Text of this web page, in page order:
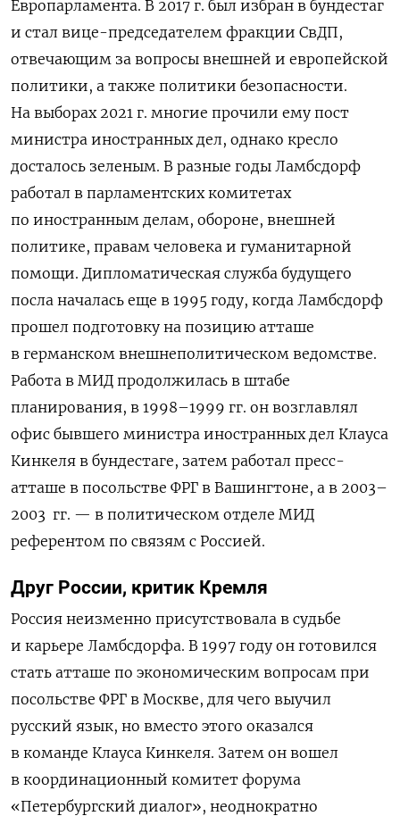
Европарламента. В 2017 г. был избран в бундестаг
и стал вице-председателем фракции СвДП,
отвечающим за вопросы внешней и европейской
политики, а также политики безопасности.
На выборах 2021 г. многие прочили ему пост
министра иностранных дел, однако кресло
досталось зеленым. В разные годы Ламбсдорф
работал в парламентских комитетах
по иностранным делам, обороне, внешней
политике, правам человека и гуманитарной
помощи. Дипломатическая служба будущего
посла началась еще в 1995 году, когда Ламбсдорф
прошел подготовку на позицию атташе
в германском внешнеполитическом ведомстве.
Работа в МИД продолжилась в штабе
планирования, в 1998–1999 гг. он возглавлял
офис бывшего министра иностранных дел Клауса
Кинкеля в бундестаге, затем работал пресс-
атташе в посольстве ФРГ в Вашингтоне, а в 2003–
2003 гг. — в политическом отделе МИД
референтом по связям с Россией.
Друг России, критик Кремля
Россия неизменно присутствовала в судьбе
и карьере Ламбсдорфа. В 1997 году он готовился
стать атташе по экономическим вопросам при
посольстве ФРГ в Москве, для чего выучил
русский язык, но вместо этого оказался
в команде Клауса Кинкеля. Затем он вошел
в координационный комитет форума
«Петербургский диалог», неоднократно